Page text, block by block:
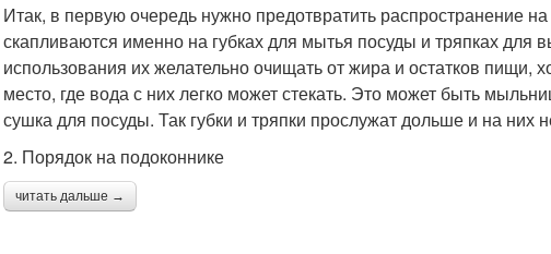
Итак, в первую очередь нужно предотвратить распространение
скапливаются именно на губках для мытья посуды и тряпках для
использования их желательно очищать от жира и остатков пищи,
место, где вода с них легко может стекать. Это может быть
сушка для посуды. Так губки и тряпки прослужат дольше и на них
2. Порядок на подоконнике
читать дальше →